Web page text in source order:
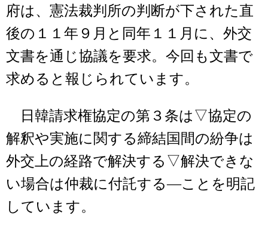
府は、憲法裁判所の判断が下された直
後の１１年９月と同年１１月に、外交
文書を通じ協議を要求。今回も文書で
求めると報じられています。
日韓請求権協定の第３条は▽協定の
解釈や実施に関する締結国間の紛争は
外交上の経路で解決する▽解決できな
い場合は仲裁に付託する―ことを明記
しています。